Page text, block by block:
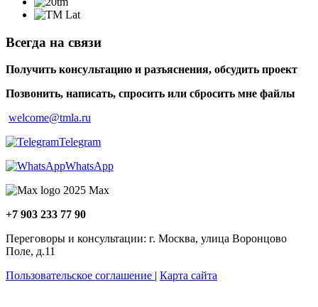
Всегда на связи
Получить консультацию и разъяснения, обсудить проект
Позвонить, написать, спросить или сбросить мне файлы
welcome@tmla.ru
Telegram
WhatsApp
Maх
+7 903 233 77 90
Переговоры и консультации: г. Москва, улица Воронцово
Поле, д.11
Пользовательское соглашение
Карта сайта